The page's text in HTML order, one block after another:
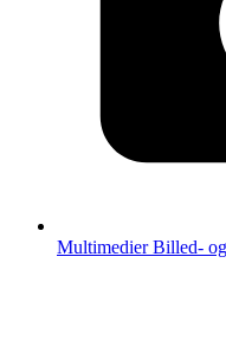
MultimedierBilled-